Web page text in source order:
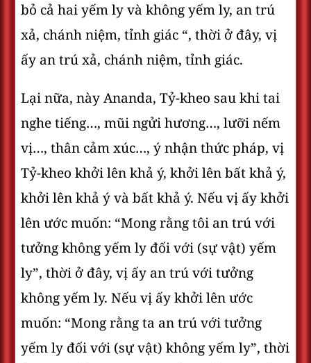
bỏ cả hai yếm ly và không yếm ly, an trú
xả, chánh niệm, tỉnh giác “, thời ở đây, vị
ấy an trú xả, chánh niệm, tỉnh giác.
Lại nữa, này Ananda, Tỷ-kheo sau khi tai
nghe tiếng…, mũi ngửi hương…, lưỡi nếm
vị…, thân cảm xúc…, ý nhận thức pháp, vị
Tỷ-kheo khởi lên khả ý, khởi lên bất khả ý,
khởi lên khả ý và bất khả ý. Nếu vị ấy khởi
lên ước muốn: “Mong rằng tôi an trú với
tưởng không yếm ly đối với (sự vật) yếm
ly”, thời ở đây, vị ấy an trú với tưởng
không yếm ly. Nếu vị ấy khởi lên ước
muốn: “Mong rằng ta an trú với tưởng
yếm ly đối với (sự vật) không yếm ly”, thời